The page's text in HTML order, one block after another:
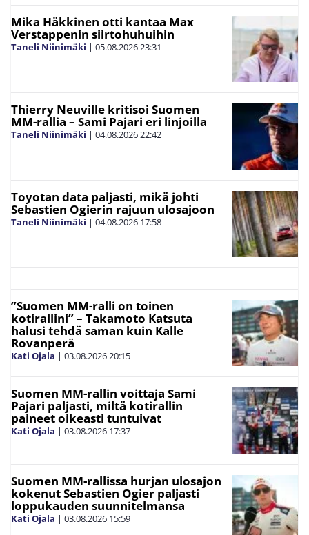
Mika Häkkinen otti kantaa Max
Verstappenin siirtohuhuihin
Taneli Niinimäki | 05.08.202623:31
Thierry Neuville kritisoi Suomen
MM-rallia – Sami Pajari eri linjoilla
Taneli Niinimäki | 04.08.202622:42
Toyotan data paljasti, mikä johti
Sebastien Ogierin rajuun ulosajoon
Taneli Niinimäki | 04.08.2026 17:58
”Suomen MM-ralli on toinen
kotirallini” – Takamoto Katsuta
halusi tehdä saman kuin Kalle
Rovanperä
Kati Ojala | 03.08.202620:15
Suomen MM-rallin voittaja Sami
Pajari paljasti, miltä kotirallin
paineet oikeasti tuntuivat
Kati Ojala | 03.08.2026 17:37
Suomen MM-rallissa hurjan ulosajon
kokenut Sebastien Ogier paljasti
loppukauden suunnitelmansa
Kati Ojala | 03.08.2026 15:59